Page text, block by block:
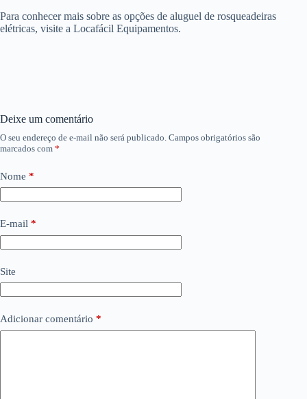
Para conhecer mais sobre as opções de aluguel de rosqueadeiras
elétricas, visite a Locafácil Equipamentos.
Deixe um comentário
O seu endereço de e-mail não será publicado. Campos obrigatórios são
marcados com *
Nome *
E-mail *
Site
Adicionar comentário *